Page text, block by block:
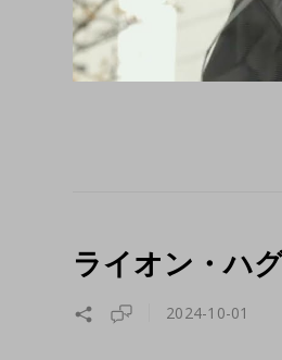
ライオン・ハ
2024-10-01